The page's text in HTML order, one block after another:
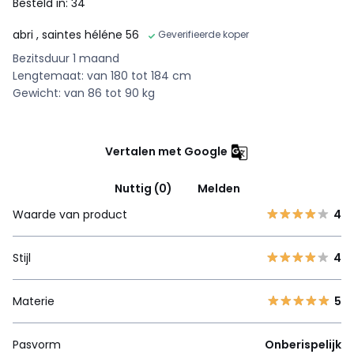
abri , saintes héléne 56 Geverifieerde koper
Bezitsduur 1 maand
Lengtemaat: van 180 tot 184 cm
Gewicht: van 86 tot 90 kg
Vertalen met Google
Nuttig (0)
Melden
Waarde van product
4
Stijl 4
Materie 5
Pasvorm Onberispelijk